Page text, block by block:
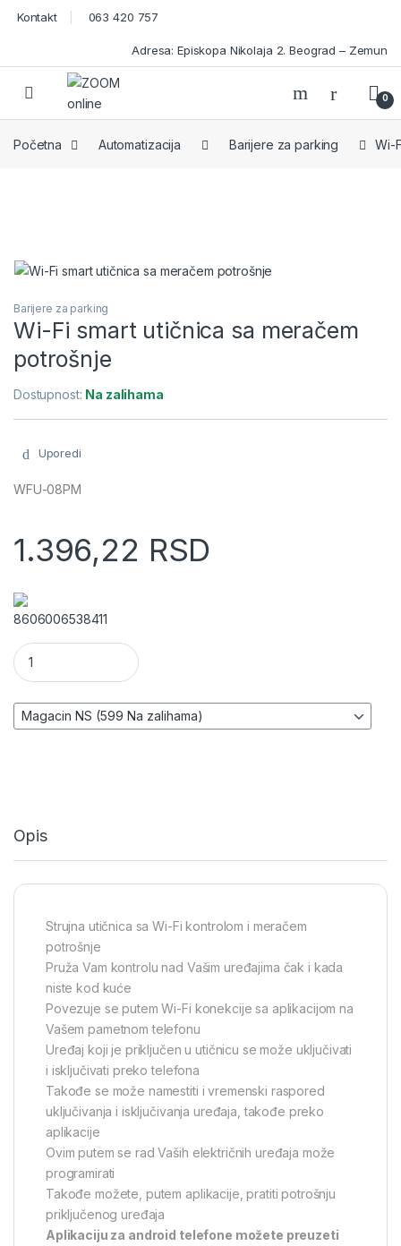
Skip to navigation
Skip to content
Kontakt 063 420 757
Adresa: Episkopa Nikolaja 2. Beograd – Zemun
Open 0
Početna Automatizacija Barijere za parking Wi-
Barijere za parking
Wi-Fi smart utičnica sa meračem
potrošnje
Dostupnost: Na zalihama
Uporedi
WFU-08PM
1.396,22 RSD
8606006538411
Wi-Fi smart utičnica sa meračem potrošnje količina
Opis
Strujna utičnica sa Wi-Fi kontrolom i meračem
potrošnje
Pruža Vam kontrolu nad Vašim uređajima čak i kada
niste kod kuće
Povezuje se putem Wi-Fi konekcije sa aplikacijom na
Vašem pametnom telefonu
Uređaj koji je priključen u utičnicu se može uključivati
i isključivati preko telefona
Takođe se može namestiti i vremenski raspored
uključivanja i isključivanja uređaja, takođe preko
aplikacije
Ovim putem se rad Vaših električnih uređaja može
programirati
Takođe možete, putem aplikacije, pratiti potrošnju
priključenog uređaja
Aplikaciju za android telefone možete preuzeti